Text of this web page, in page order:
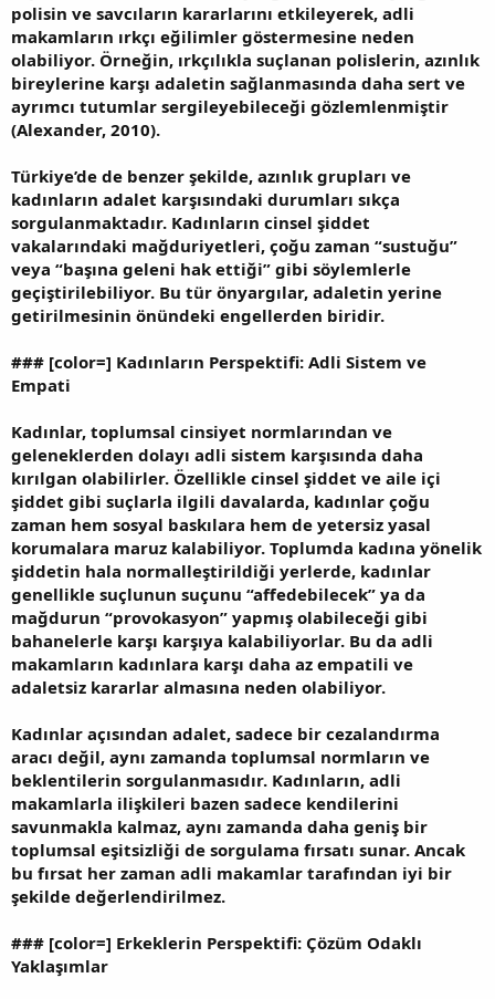
polisin ve savcıların kararlarını etkileyerek, adli
makamların ırkçı eğilimler göstermesine neden
olabiliyor. Örneğin, ırkçılıkla suçlanan polislerin, azınlık
bireylerine karşı adaletin sağlanmasında daha sert ve
ayrımcı tutumlar sergileyebileceği gözlemlenmiştir
(Alexander, 2010).
Türkiye’de de benzer şekilde, azınlık grupları ve
kadınların adalet karşısındaki durumları sıkça
sorgulanmaktadır. Kadınların cinsel şiddet
vakalarındaki mağduriyetleri, çoğu zaman “sustuğu”
veya “başına geleni hak ettiği” gibi söylemlerle
geçiştirilebiliyor. Bu tür önyargılar, adaletin yerine
getirilmesinin önündeki engellerden biridir.
### [color=] Kadınların Perspektifi: Adli Sistem ve
Empati
Kadınlar, toplumsal cinsiyet normlarından ve
geleneklerden dolayı adli sistem karşısında daha
kırılgan olabilirler. Özellikle cinsel şiddet ve aile içi
şiddet gibi suçlarla ilgili davalarda, kadınlar çoğu
zaman hem sosyal baskılara hem de yetersiz yasal
korumalara maruz kalabiliyor. Toplumda kadına yönelik
şiddetin hala normalleştirildiği yerlerde, kadınlar
genellikle suçlunun suçunu “affedebilecek” ya da
mağdurun “provokasyon” yapmış olabileceği gibi
bahanelerle karşı karşıya kalabiliyorlar. Bu da adli
makamların kadınlara karşı daha az empatili ve
adaletsiz kararlar almasına neden olabiliyor.
Kadınlar açısından adalet, sadece bir cezalandırma
aracı değil, aynı zamanda toplumsal normların ve
beklentilerin sorgulanmasıdır. Kadınların, adli
makamlarla ilişkileri bazen sadece kendilerini
savunmakla kalmaz, aynı zamanda daha geniş bir
toplumsal eşitsizliği de sorgulama fırsatı sunar. Ancak
bu fırsat her zaman adli makamlar tarafından iyi bir
şekilde değerlendirilmez.
### [color=] Erkeklerin Perspektifi: Çözüm Odaklı
Yaklaşımlar